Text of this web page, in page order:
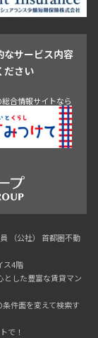
子
中目黒
なサービス内容
ださい
合情報サイトなら
（公社） 首都圏不動
ス4階
とした豊富な賃貸マン
件面を変えて検索す
で！